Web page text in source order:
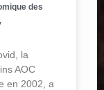
des
la
AOC
en 2002, a